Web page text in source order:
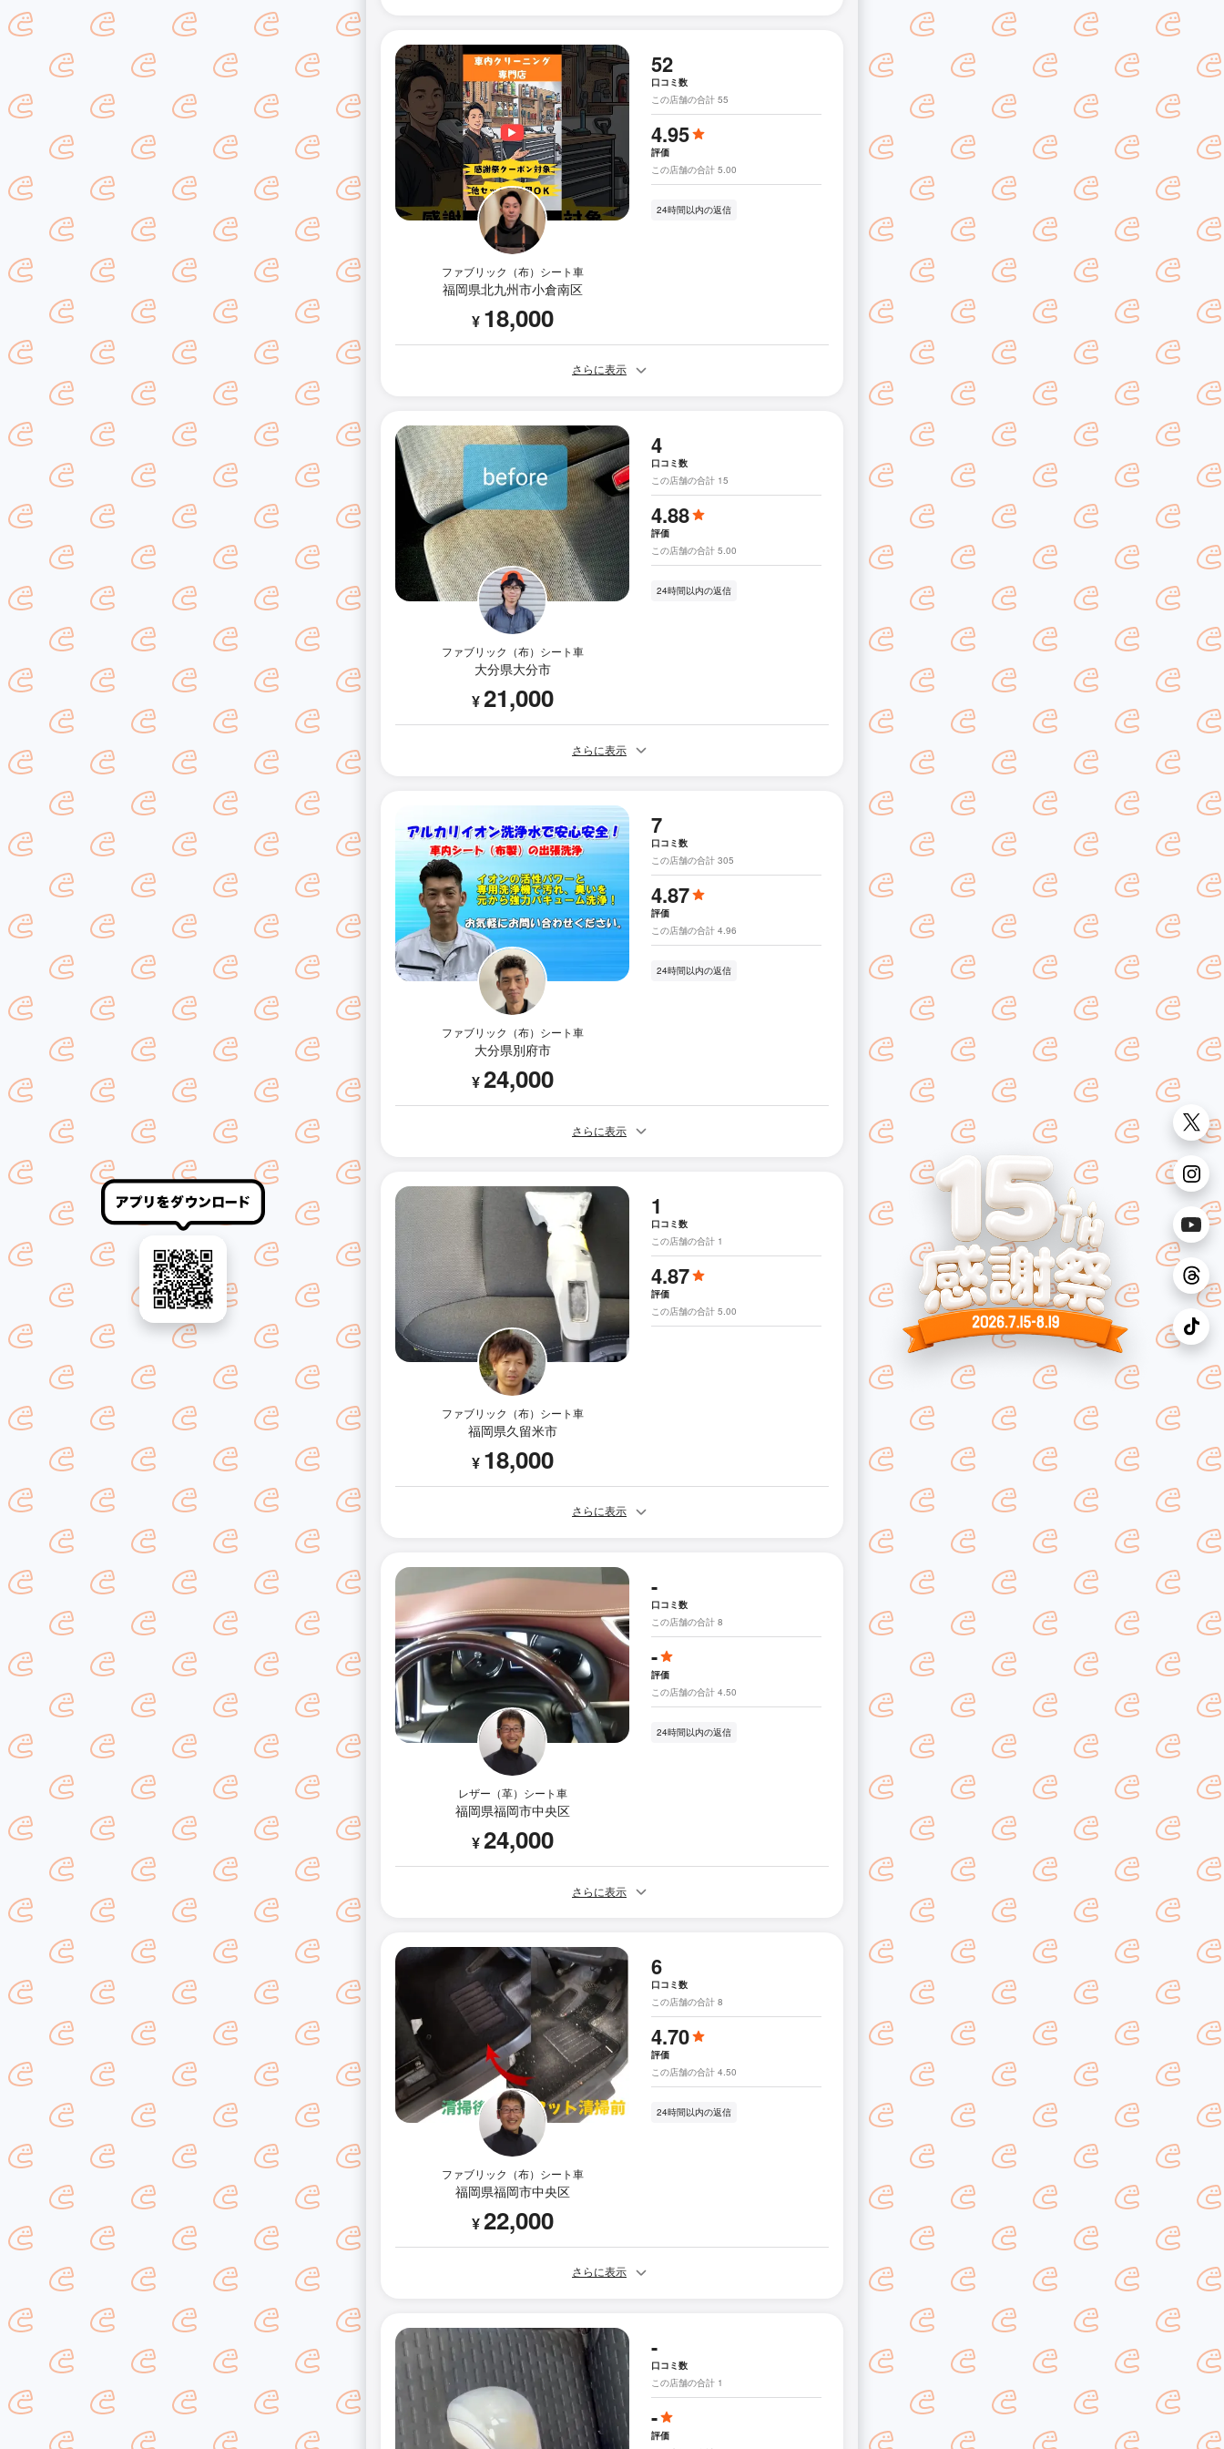
ファブリック（布）シート車
福岡県北九州市小倉南区
¥ 18,000
52
口コミ数
この店舗の合計 55
4.95
評価
この店舗の合計 5.00
24時間以内の返信
さらに表示
ファブリック（布）シート車
大分県大分市
¥21,000
4
口コミ数
この店舗の合計 15
4.88
評価
この店舗の合計 5.00
24時間以内の返信
さらに表示
ファブリック（布）シート車
大分県別府市
¥24,000
7
口コミ数
この店舗の合計 305
4.87
評価
この店舗の合計 4.96
24時間以内の返信
さらに表示
ファブリック（布）シート車
福岡県久留米市
¥ 18,000
1
口コミ数
この店舗の合計 1
4.87
評価
この店舗の合計 5.00
さらに表示
レザー（革）シート車
福岡県福岡市中央区
¥24,000
-
口コミ数
この店舗の合計 8
-
評価
この店舗の合計 4.50
24時間以内の返信
さらに表示
ファブリック（布）シート車
福岡県福岡市中央区
¥22,000
6
口コミ数
この店舗の合計 8
4.70
評価
この店舗の合計 4.50
24時間以内の返信
さらに表示
-
口コミ数
この店舗の合計 1
-
評価